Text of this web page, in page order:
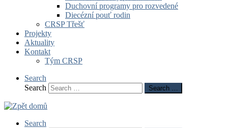
Duchovní programy pro rozvedené
Diecézní pouť rodin
CRSP Třešť
Projekty
Aktuality
Kontakt
Tým CRSP
Search
Search
Search …
Search